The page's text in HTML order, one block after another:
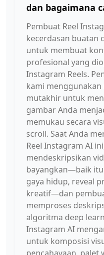
dan bagaimana
Pembuat Reel
kecerdasan buatan
untuk membuat
profesional yang
Instagram Reels.
kami
mutakhir untuk
gambar Anda
memukau secara
scroll. Saat Anda
Reel Instagram AI
mendeskripsikan
bayangkan—baik
gaya hidup, reveal
kreatif—dan
memproses
algoritma deep
Instagram AI
untuk komposisi